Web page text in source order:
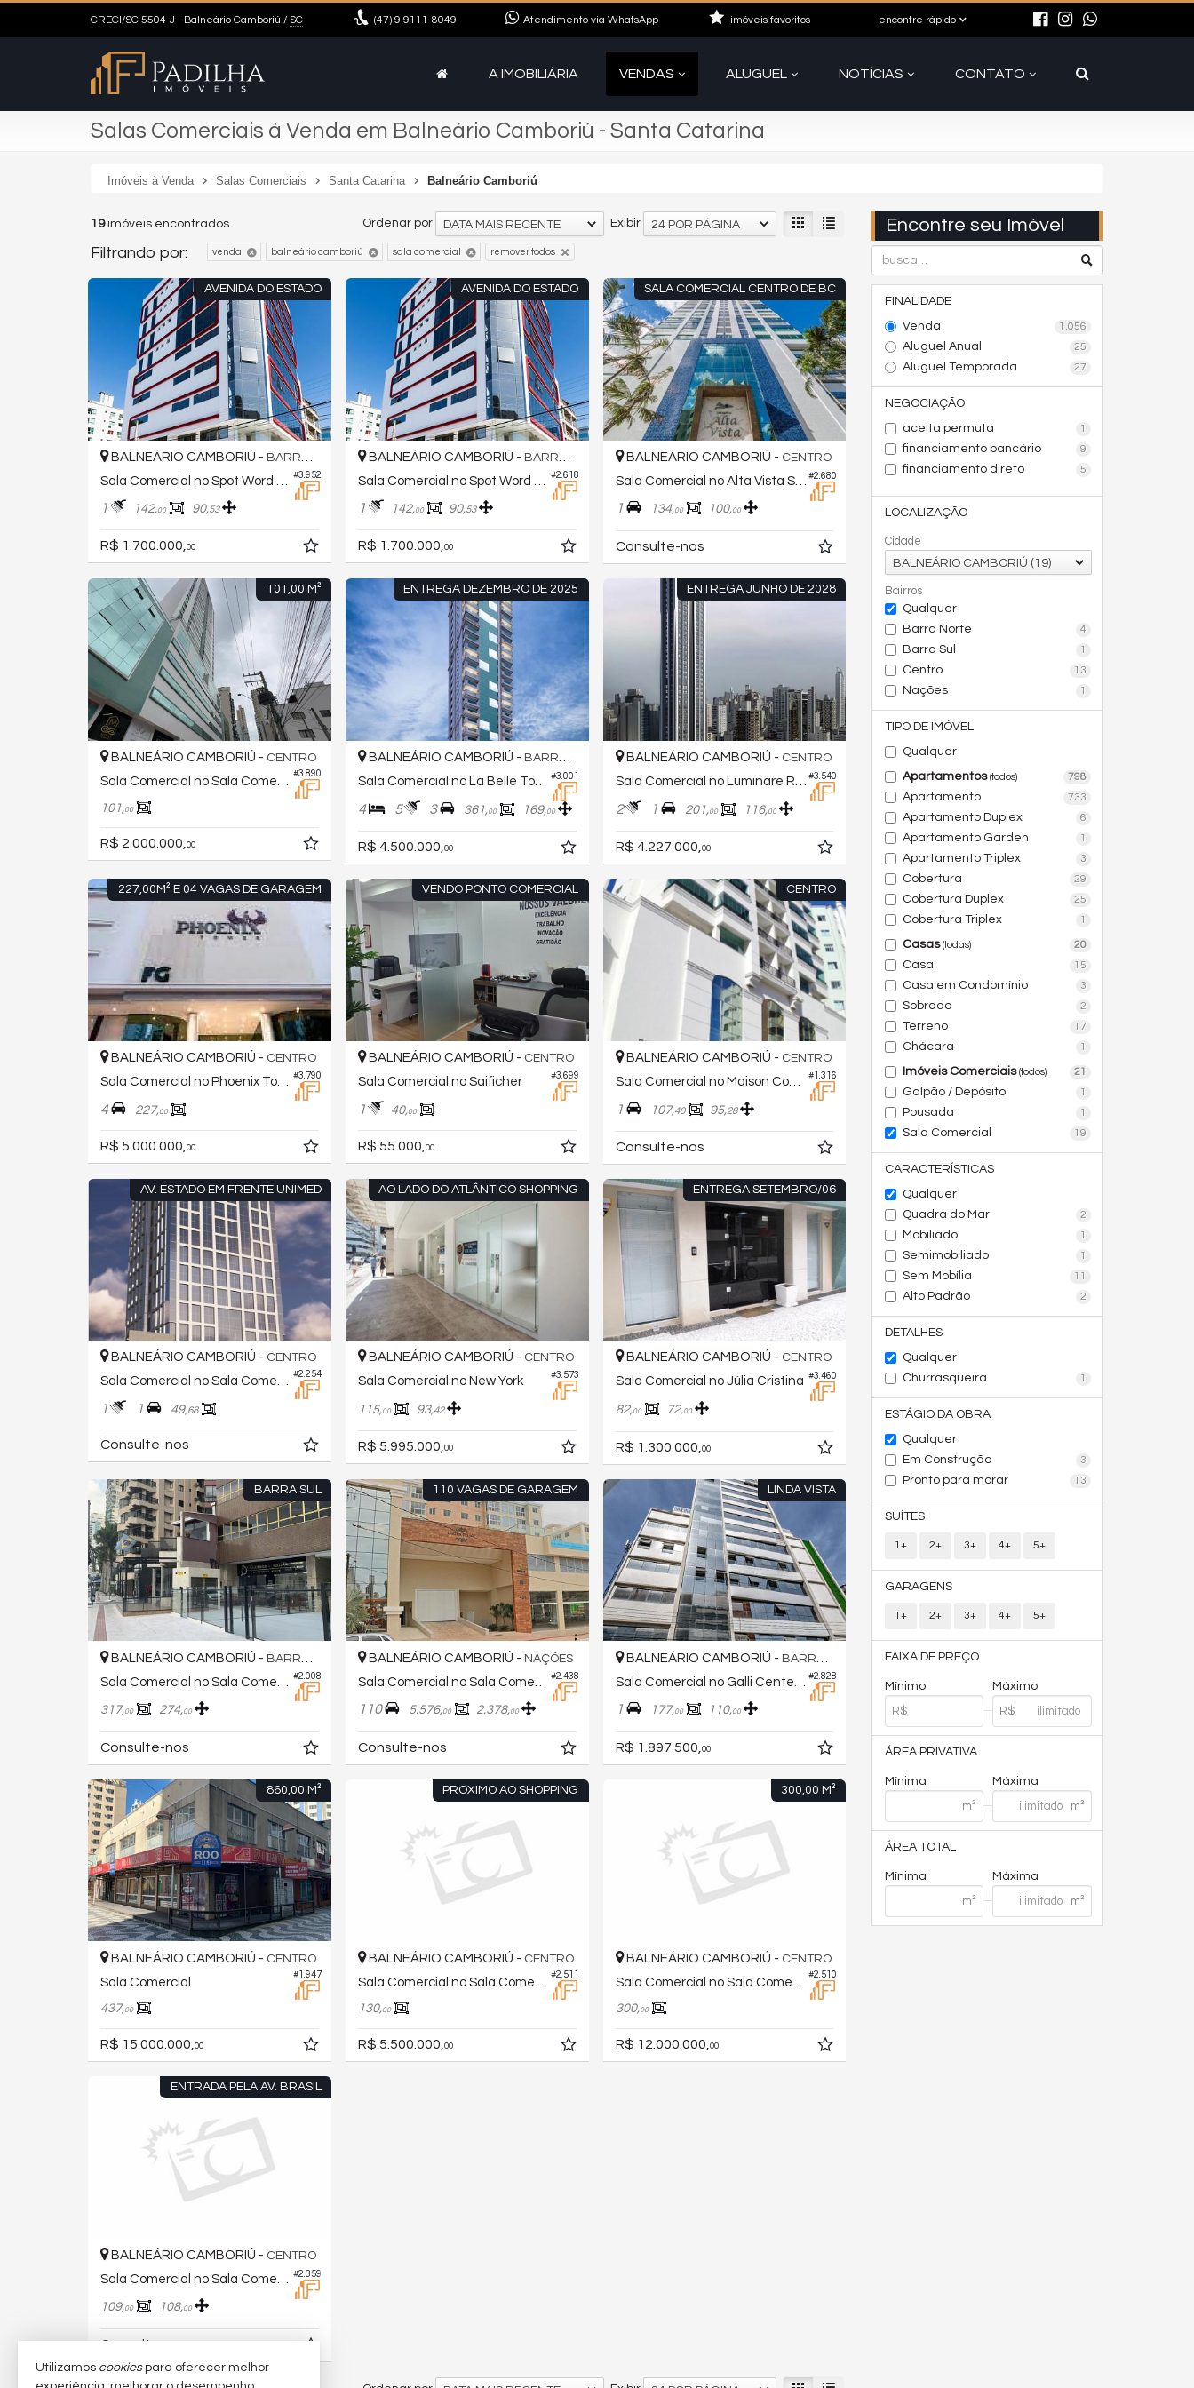
CRECI/SC 5504-J - Balneário Camboriú / SC (47) 9.9111-8049 Atendimento via WhatsApp encontre rápido
imóveis favoritos
A IMOBILIÁRIA VENDAS ALUGUEL NOTÍCIAS CONTATO
Salas Comerciais à Venda em Balneário Camboriú - Santa Catarina
Imóveis à Venda Salas Comerciais Santa Catarina Balneário Camboriú
Encontre seu Imóvel
FINALIDADE
Venda
1.056
Aluguel Anual 25
Aluguel Temporada 27
NEGOCIAÇÃO
aceita permuta
1
financiamento bancário 9
financiamento direto 5
LOCALIZAÇÃO
Cidade
BALNEÁRIO CAMBORIÚ (19)
Bairros
Qualquer
Barra Norte
4
Barra Sul 1
Centro 13
Nações 1
TIPO DE IMÓVEL
Qualquer
Apartamentos(todos) 798
Apartamento 733
Apartamento Duplex 6
Apartamento Garden 1
Apartamento Triplex 3
Cobertura 29
Cobertura Duplex 25
Cobertura Triplex 1
Casas(todas) 20
Casa 15
Casa em Condomínio 3
Sobrado 2
Terreno 17
Chácara 1
Imóveis Comerciais(todos) 21
Galpão / Depósito 1
Pousada 1
Sala Comercial 19
CARACTERÍSTICAS
Qualquer
Quadra do Mar
2
Mobiliado 1
Semimobiliado 1
Sem Mobília 11
Alto Padrão 2
DETALHES
Qualquer
Churrasqueira
1
ESTÁGIO DA OBRA
Qualquer
Em Construção
3
Pronto para morar 13
SUÍTES
1+ 2+ 3+ 4+ 5+
GARAGENS
1+ 2+ 3+ 4+ 5+
FAIXA DE PREÇO
Mínimo Máximo
ÁREA PRIVATIVA
Mínima Máxima
ÁREA TOTAL
Mínima Máxima
19imóveis encontrados Exibir 24 POR PÁGINA
Ordenar por DATA MAIS RECENTE
Filtrando por: venda balneário camboriú sala comercial remover todos
AVENIDA DO ESTADO
#3.952
BALNEÁRIO CAMBORIÚ - BARRA NORTE
1 142,00 90,53
R$ 1.700.000, 00
AVENIDA DO ESTADO
#2.618
BALNEÁRIO CAMBORIÚ - BARRA NORTE
1 142,00 90,53
R$ 1.700.000, 00
SALA COMERCIAL CENTRO DE BC
#2.680
BALNEÁRIO CAMBORIÚ - CENTRO
Sala Comercial no Alta Vista Sala Comercial
1 134,00 100,00
Consulte-nos
101,00 M²
#3.890
BALNEÁRIO CAMBORIÚ - CENTRO
Sala Comercial no Sala Comercial
101,00
R$ 2.000.000,00
ENTREGA DEZEMBRO DE 2025
#3.001
BALNEÁRIO CAMBORIÚ - BARRA NORTE
Sala Comercial no La Belle Tour Residence
4 5 3 361,00 169,00
R$ 4.500.000,00
ENTREGA JUNHO DE 2028
#3.540
BALNEÁRIO CAMBORIÚ - CENTRO
Sala Comercial no Luminare Residencial
2 1 201,00 116,00
R$ 4.227.000,00
227,00M² E 04 VAGAS DE GARAGEM
#3.790
BALNEÁRIO CAMBORIÚ - CENTRO
Sala Comercial no Phoenix Tower
4 227,00
R$ 5.000.000, 00
VENDO PONTO COMERCIAL
#3.699
BALNEÁRIO CAMBORIÚ - CENTRO
Sala Comercial no Saificher
1 40,00
R$ 55.000, 00
CENTRO
#1.316
BALNEÁRIO CAMBORIÚ - CENTRO
Sala Comercial no Maison Concorde
1 107,40 95,28
Consulte-nos
AV. ESTADO EM FRENTE UNIMED
#2.254
BALNEÁRIO CAMBORIÚ - CENTRO
Sala Comercial no Sala Comercial Ed.evolution Corporate
1 1 49,68
Consulte-nos
AO LADO DO ATLÂNTICO SHOPPING
#3.573
BALNEÁRIO CAMBORIÚ - CENTRO
Sala Comercial no New York
115,00 93,42
R$ 5.995.000, 00
ENTREGA SETEMBRO/06
#3.460
BALNEÁRIO CAMBORIÚ - CENTRO
Sala Comercial no Júlia Cristina
82,00 72,00
R$ 1.300.000, 00
BARRA SUL
#2.008
BALNEÁRIO CAMBORIÚ - BARRA SUL
317,00 274,00
Consulte-nos
110 VAGAS DE GARAGEM
#2.438
BALNEÁRIO CAMBORIÚ - NAÇÕES
110 5.576,00 2.378,00
Consulte-nos
LINDA VISTA
#2.828
BALNEÁRIO CAMBORIÚ - BARRA NORTE
1 177,00 110,00
R$ 1.897.500, 00
860,00 M²
#1.947
BALNEÁRIO CAMBORIÚ - CENTRO
Sala Comercial
437,00
R$ 15.000.000, 00
PROXIMO AO SHOPPING
#2.511
BALNEÁRIO CAMBORIÚ - CENTRO
130,00
R$ 5.500.000, 00
300,00 M²
#2.510
BALNEÁRIO CAMBORIÚ - CENTRO
300,00
R$ 12.000.000, 00
ENTRADA PELA AV. BRASIL
#2.359
BALNEÁRIO CAMBORIÚ - CENTRO
109,00 108,00
Consulte-nos
Utilizamos cookiespara oferecer melhor